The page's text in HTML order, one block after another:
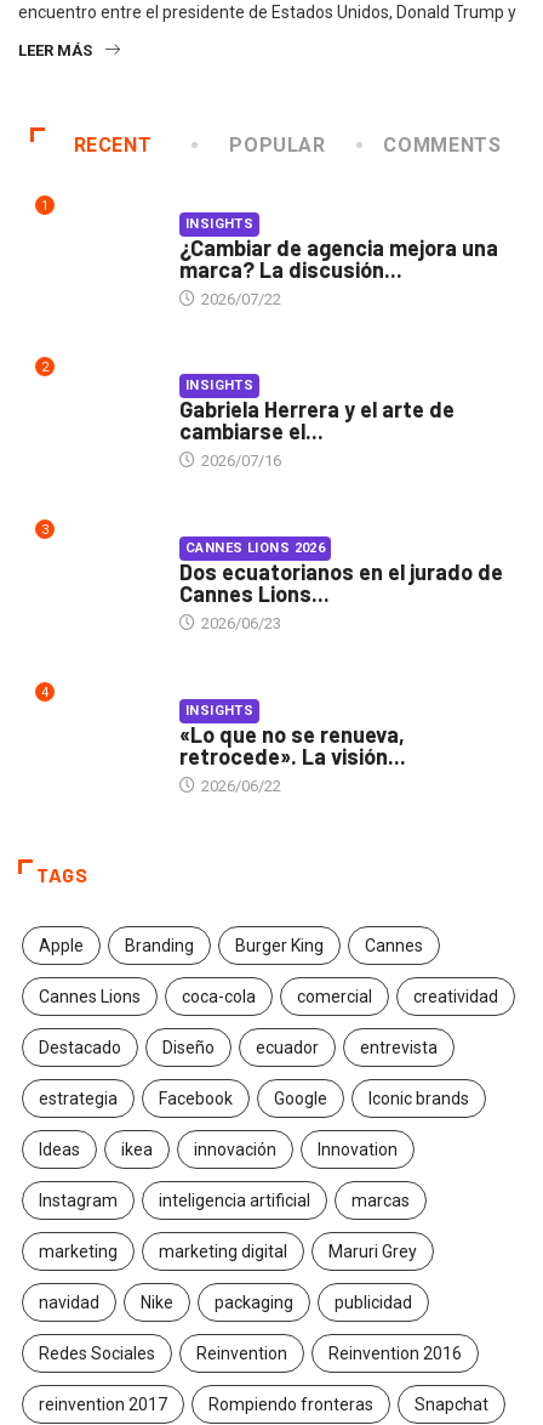
encuentro entre el presidente de Estados Unidos, Donald Trump y
LEER MÁS
RECENT POPULAR COMMENTS
1
INSIGHTS
¿Cambiar de agencia mejora una
marca? La discusión...
2026/07/22
2
INSIGHTS
Gabriela Herrera y el arte de
cambiarse el...
2026/07/16
3
CANNES LIONS 2026
Dos ecuatorianos en el jurado de
Cannes Lions...
2026/06/23
4
INSIGHTS
«Lo que no se renueva,
retrocede». La visión...
2026/06/22
TAGS
Apple Branding Burger King Cannes
Cannes Lions coca-cola comercial creatividad
Destacado Diseño ecuador entrevista
estrategia Facebook Google Iconic brands
Ideas ikea innovación Innovation
Instagram inteligencia artificial marcas
marketing marketing digital Maruri Grey
navidad Nike packaging publicidad
Redes Sociales Reinvention Reinvention 2016
reinvention 2017 Rompiendo fronteras Snapchat